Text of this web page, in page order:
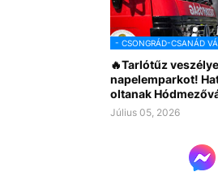
- CSONGRÁD-CSANÁD
🔥Tarlótűz
napelemparkot!
oltanak
Július 05, 2026